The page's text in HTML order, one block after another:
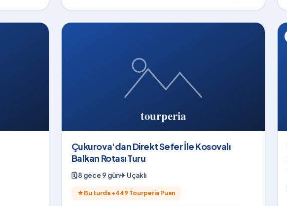
Çukurova'dan Direkt Sefer İle Kosovalı
Balkan Rotası Turu
🗓8 gece 9 gün✈Uçaklı
★ Bu turda +449 Tourperia Puan